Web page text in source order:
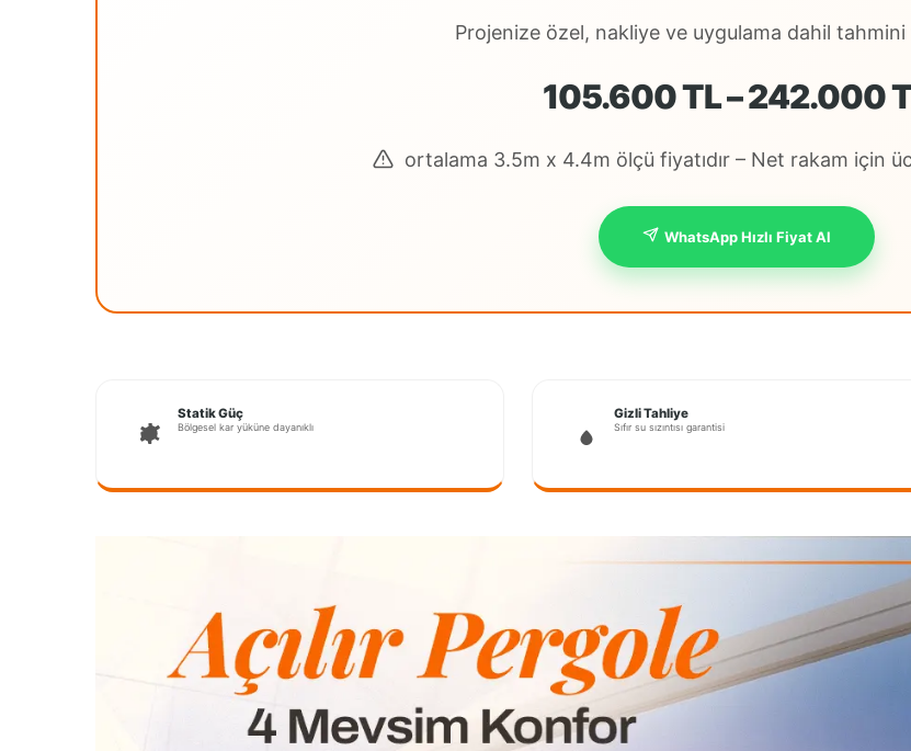
Projenize özel, nakliye ve uygulama dahil tahmini
105.600 TL – 242.000
ortalama 3.5m x 4.4m ölçü fiyatıdır – Net rakam için
WhatsApp Hızlı Fiyat Al
Statik Güç
Bölgesel kar yüküne dayanıklı
Gizli Tahliye
Sıfır su sızıntısı garantisi